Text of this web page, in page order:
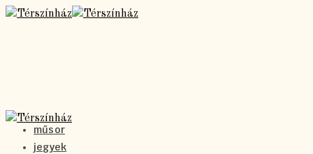
műsor
jegyek